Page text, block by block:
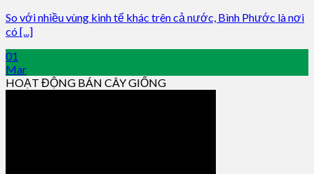
So với nhiều vùng kinh tế khác trên cả nước, Bình Phước là nơi
có [...]
01
Mar
HOẠT ĐỘNG BÁN CÂY GIỐNG